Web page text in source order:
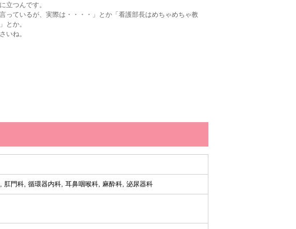
立つんです。
っているが、実際は・・・・」とか「看護部長はめちゃめちゃ教
とか。
いね。
門科, 循環器内科, 耳鼻咽喉科, 麻酔科, 泌尿器科